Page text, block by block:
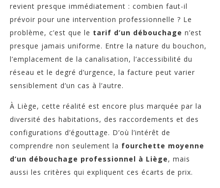
revient presque immédiatement : combien faut-il
prévoir pour une intervention professionnelle ? Le
problème, c’est que le tarif d’un débouchage n’est
presque jamais uniforme. Entre la nature du bouchon,
l’emplacement de la canalisation, l’accessibilité du
réseau et le degré d’urgence, la facture peut varier
sensiblement d’un cas à l’autre.
À Liège, cette réalité est encore plus marquée par la
diversité des habitations, des raccordements et des
configurations d’égouttage. D’où l’intérêt de
comprendre non seulement la fourchette moyenne
d’un débouchage professionnel à Liège, mais
aussi les critères qui expliquent ces écarts de prix.